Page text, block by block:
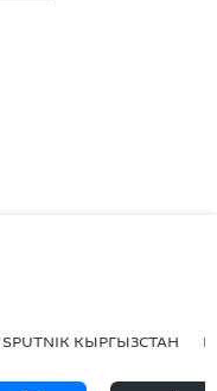
КЫРГЫЗСТАН